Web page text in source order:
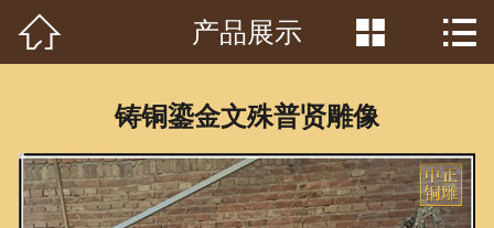
首页
产品中心
 产品展示  
铸铜鎏金文殊普贤雕像